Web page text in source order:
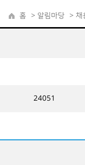
> 채
> 알림마당
홈
24051